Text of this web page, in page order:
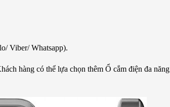
Viber/ Whatsapp).
hàng có thể lựa chọn thêm Ổ cắm điện đa năng